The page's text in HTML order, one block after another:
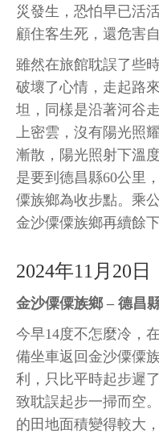
災發生，恐怕早已活
顧住客生死，還危害
雖然在旅館耽誤了些
破壞了心情，走起路
坦，同樣是沿著河谷
上密雲，沒有陽光照
漸散，陽光照射下溫
是要到德昌縣60公里
僳族鄉為收步點。乘
金沙僳僳族鄉再續餘下
2024年11月20日
金沙僳僳族鄉 – 德昌
今早14度不怎麼冷，
備坐車返回金沙僳僳
利，只比平時起步遲
致耽誤起步一掃而空
的田地面積變得較大